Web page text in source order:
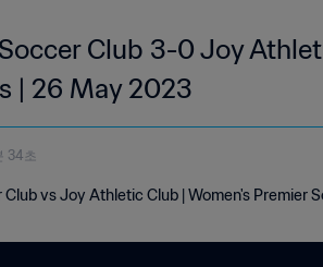
Club 3-0 Joy
| 26 May 2023
34초
vs Joy Athletic Club | Women's Premier